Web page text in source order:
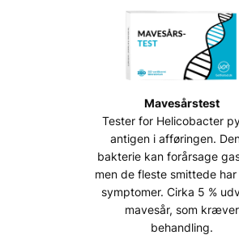
Mavesårstest
Tester for Helicobacter
antigen i afføringen.
bakterie kan forårsage
men de fleste smittede har
symptomer. Cirka 5 %
mavesår, som kræver
behandling.